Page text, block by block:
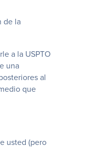
de la
a la USPTO
una
al
que
usted (pero